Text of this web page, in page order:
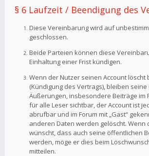
§ 6 Laufzeit / Beendigung des
Diese Vereinbarung wird auf
geschlossen.
Beide Parteien können diese
Einhaltung einer Frist kündigen.
Wenn der Nutzer seinen Account löscht
(Kündigung des Vertrags), bleiben
Äußerungen, insbesondere Beiträge im
für alle Leser sichtbar, der Account ist
abrufbar und im Forum mit „Gast“
anderen Daten werden gelöscht. Wenn
wünscht, dass auch seine öffentlichen
werden, möge er dies beim
mitteilen.